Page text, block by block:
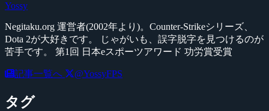
Yossy
Negitaku.org 運営者(2002年より)。Counter-Strikeシリーズ、
Dota 2が大好きです。 じゃがいも、誤字脱字を見つけるのが
苦手です。 第1回 日本eスポーツアワード 功労賞受賞
記事一覧へ @YossyFPS
タグ